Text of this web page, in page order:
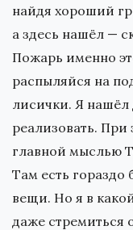
найдя хороший
а здесь нашёл —
Пожарь именно
распыляйся на
лисички. Я нашёл
реализовать. При
главной мыслью
Там есть гораздо
вещи. Но я в
даже стремиться